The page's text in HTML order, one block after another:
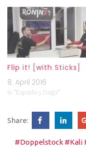
Flip it! [with Sticks]
8. April 2016
In "Espada y Daga"
Share:
#Doppelstock #Kali